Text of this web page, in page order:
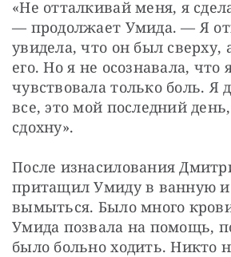
«Не отталкивай меня, я
— продолжает Умида. — Я
увидела, что он был сверху,
его. Но я не осознавала, что
чувствовала только боль. Я
все, это мой последний
сдохну».
После изнасилования
притащил Умиду в ванную и
вымыться. Было много
Умида позвала на помощь,
было больно ходить. Никто